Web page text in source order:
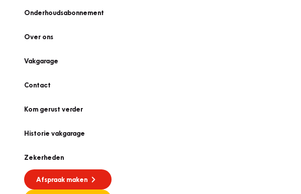
Onderhoudsabonnement
Over ons
Vakgarage
Contact
Kom gerust verder
Historie vakgarage
Zekerheden
Afspraak maken